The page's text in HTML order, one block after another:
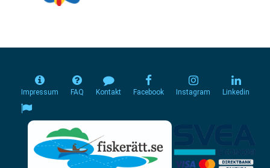
Impressum FAQ Kontakt Facebook Instagram Linkedin